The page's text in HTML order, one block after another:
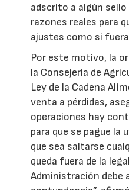
adscrito a algún sello
razones reales para
ajustes como si
Por este motivo, la
la Consejería de
Ley de la Cadena
venta a pérdidas,
operaciones hay
para que se pague la
que sea saltarse
queda fuera de la
Administración debe